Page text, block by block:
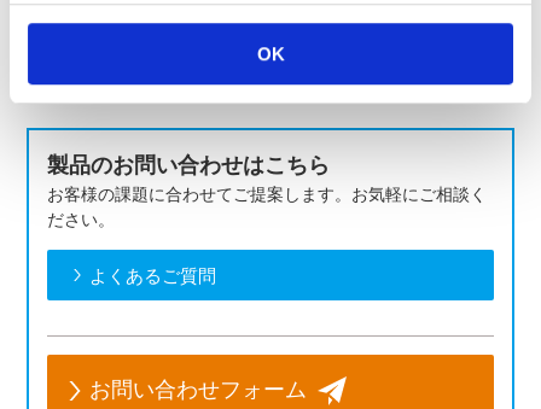
OK
ＫＯＡの自動車関連製品はこちら＞＞＞
製品のお問い合わせはこちら
お客様の課題に合わせてご提案します。お気軽にご相談く
ださい。
よくあるご質問
お問い合わせフォーム